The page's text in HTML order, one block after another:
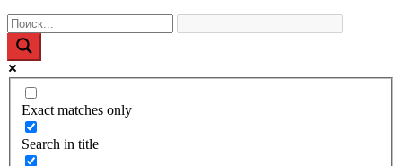
Exact matches only
Search in title